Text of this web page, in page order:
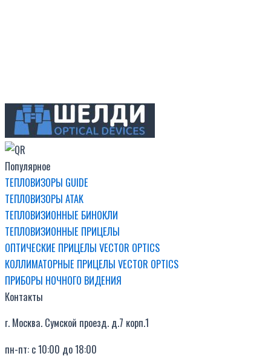
Популярное
ТЕПЛОВИЗОРЫ GUIDE
ТЕПЛОВИЗОРЫ ATAK
ТЕПЛОВИЗИОННЫЕ БИНОКЛИ
ТЕПЛОВИЗИОННЫЕ ПРИЦЕЛЫ
ОПТИЧЕСКИЕ ПРИЦЕЛЫ VECTOR OPTICS
КОЛЛИМАТОРНЫЕ ПРИЦЕЛЫ VECTOR OPTICS
ПРИБОРЫ НОЧНОГО ВИДЕНИЯ
Контакты
г. Москва. Сумской проезд. д.7 корп.1
пн-пт: с 10:00 до 18:00